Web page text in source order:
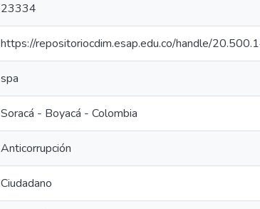
23334
https://repositoriocdim.esap.edu.co/handle/
spa
Soracá - Boyacá - Colombia
Anticorrupción
Ciudadano